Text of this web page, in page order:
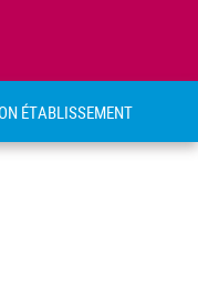
ÉTABLISSEMENT